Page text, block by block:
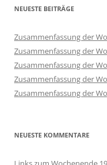
NEUESTE BEITRÄGE
Zusammenfassung der
Zusammenfassung der
Zusammenfassung der
Zusammenfassung der
Zusammenfassung der
NEUESTE KOMMENTARE